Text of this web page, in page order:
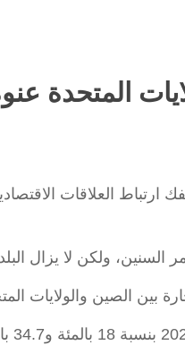
المتحدة
لفك ارتباط العلاقات
السنين، ولكن لا يزال
بين الصين والولايات